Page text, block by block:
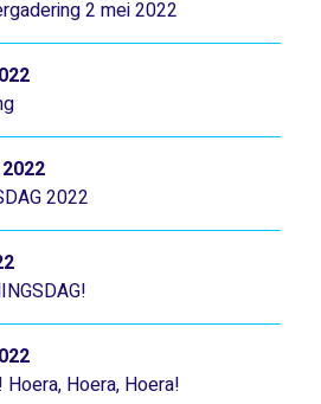
2 mei 2022
2022
Hoera, Hoera!